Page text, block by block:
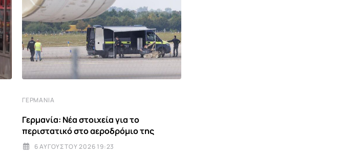
ΓΕΡΜΑΝΊΑ
Γερμανία: Νέα στοιχεία για το
περιστατικό στο αεροδρόμιο της
6 ΑΥΓΟΎΣΤΟΥ 2026 19:23